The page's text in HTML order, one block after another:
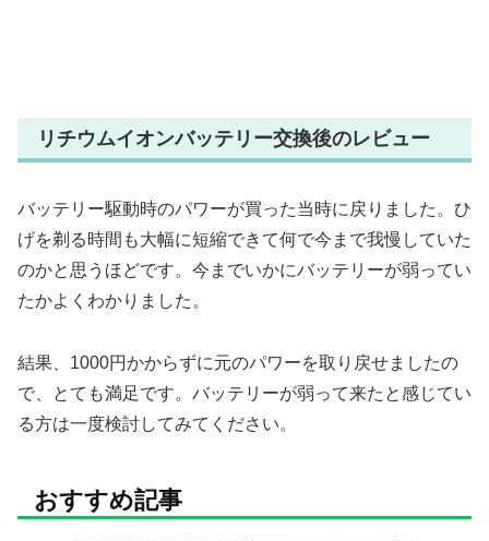
リチウムイオンバッテリー交換後のレビュー
バッテリー駆動時のパワーが買った当時に戻りました。ひ
げを剃る時間も大幅に短縮できて何で今まで我慢していた
のかと思うほどです。今までいかにバッテリーが弱ってい
たかよくわかりました。
結果、1000円かからずに元のパワーを取り戻せましたの
で、とても満足です。バッテリーが弱って来たと感じてい
る方は一度検討してみてください。
おすすめ記事